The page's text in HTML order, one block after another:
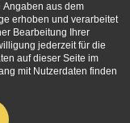
Angaben aus dem
erhoben und verarbeitet
Bearbeitung Ihrer
jederzeit für die
auf dieser Seite im
mit Nutzerdaten finden